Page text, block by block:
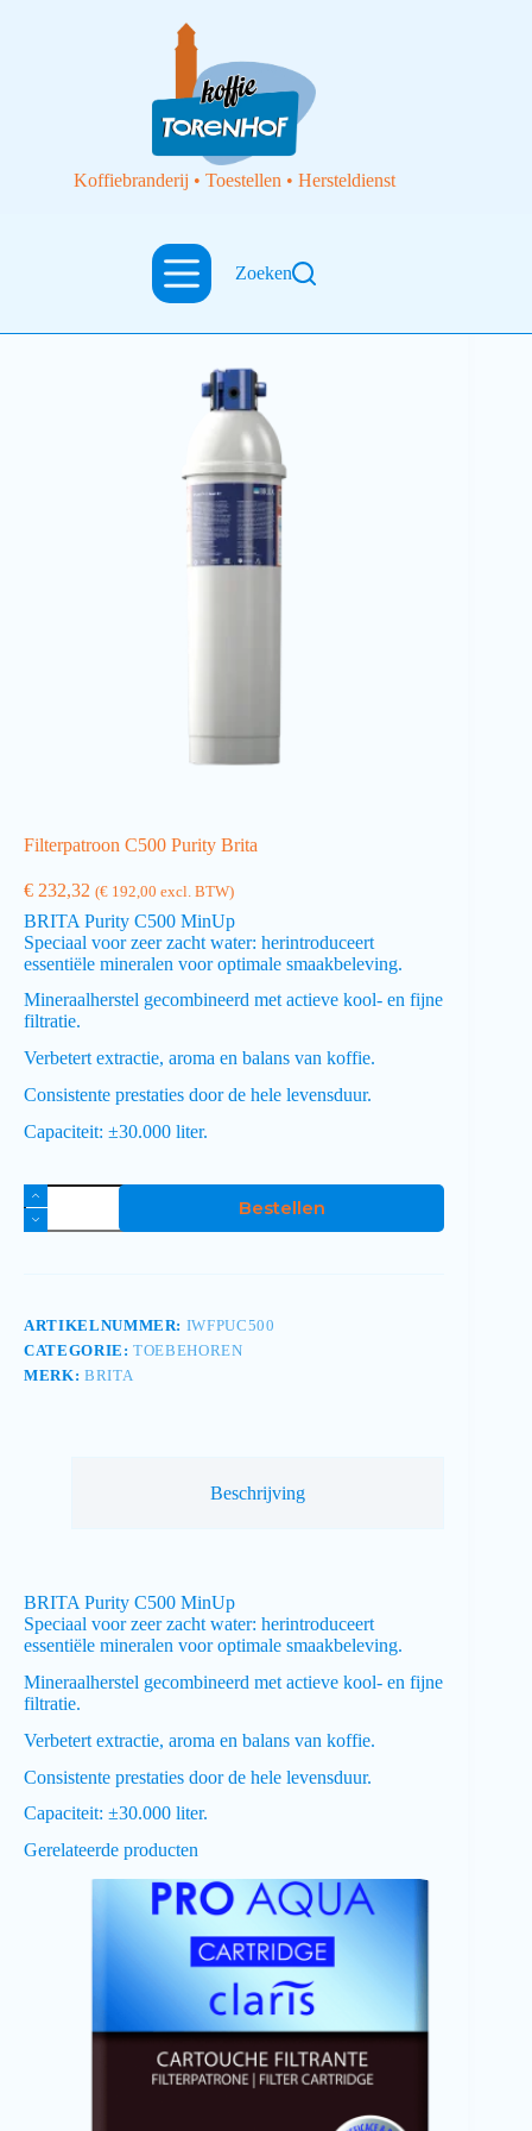
Koffiebranderij • Toestellen • Hersteldienst
Zoeken
Toebehoren
Filterpatroon C500 Purity Brita
Filterpatroon C500 Purity Brita
€ 232,32 (€ 192,00 excl. BTW)
BRITA Purity C500 MinUp
Speciaal voor zeer zacht water: herintroduceert
essentiële mineralen voor optimale smaakbeleving.
Mineraalherstel gecombineerd met actieve kool- en fijne
filtratie.
Verbetert extractie, aroma en balans van koffie.
Consistente prestaties door de hele levensduur.
Capaciteit: ±30.000 liter.
Bestellen
ARTIKELNUMMER: IWFPUC500
CATEGORIE:TOEBEHOREN
MERK: BRITA
Beschrijving
BRITA Purity C500 MinUp
Speciaal voor zeer zacht water: herintroduceert
essentiële mineralen voor optimale smaakbeleving.
Mineraalherstel gecombineerd met actieve kool- en fijne
filtratie.
Verbetert extractie, aroma en balans van koffie.
Consistente prestaties door de hele levensduur.
Capaciteit: ±30.000 liter.
Gerelateerde producten